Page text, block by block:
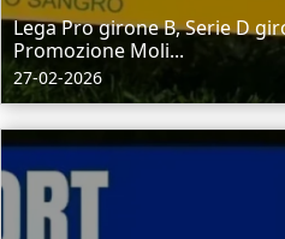
Lega Pro girone B, Serie D
Promozione Moli...
27-02-2026